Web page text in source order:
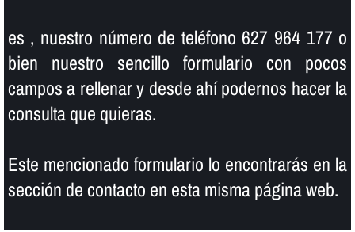
es , nuestro número de teléfono 627 964 177 o
bien nuestro sencillo formulario con pocos
campos a rellenar y desde ahí­ podernos hacer la
consulta que quieras.
Este mencionado formulario lo encontrarás en la
sección de contacto en esta misma página web.